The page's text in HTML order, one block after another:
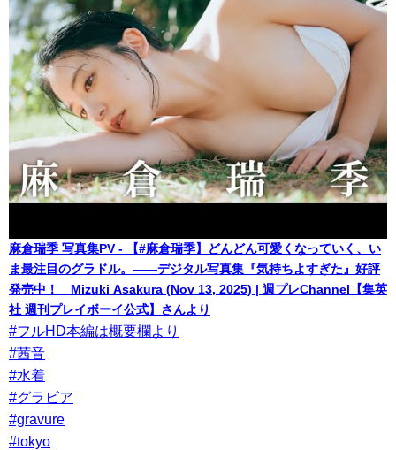
麻倉瑞季 写真集PV - 【#麻倉瑞季】どんどん可愛くなっていく、い
ま最注目のグラドル。――デジタル写真集『気持ちよすぎた』好評
発売中！ Mizuki Asakura (Nov 13, 2025) | 週プレChannel【集英
社 週刊プレイボーイ公式】さんより
#フルHD本編は概要欄より
#茜音
#水着
#グラビア
#gravure
#tokyo